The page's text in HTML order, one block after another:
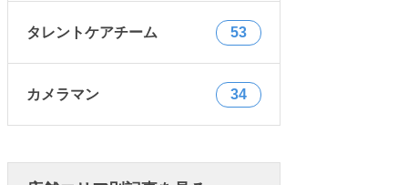
タレントケアチーム 53
カメラマン 34